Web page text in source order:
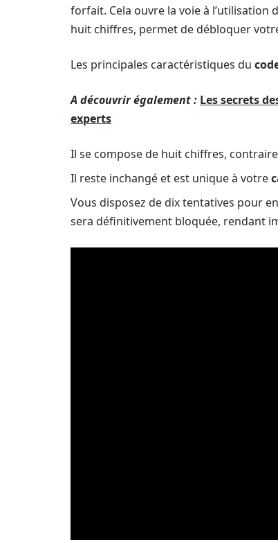
forfait. Cela ouvre la voie à l’utilisation
huit chiffres, permet de débloquer
Les principales caractéristiques du
A découvrir également : Les secrets
experts
Il se compose de huit chiffres,
Il reste inchangé et est unique à votre
Vous disposez de dix tentatives pour
sera définitivement bloquée, rendant